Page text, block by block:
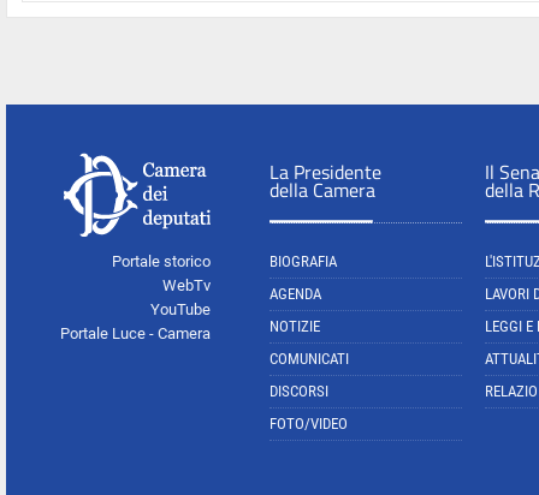
Portale storico
WebTv
YouTube
Portale Luce - Camera
La Presidente
della Camera
BIOGRAFIA
AGENDA
NOTIZIE
COMUNICATI
DISCORSI
FOTO/VIDEO
Il
della
LAVORI
LEGGI E